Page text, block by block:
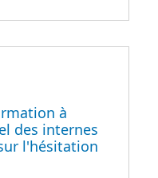
à
des internes
l'hésitation